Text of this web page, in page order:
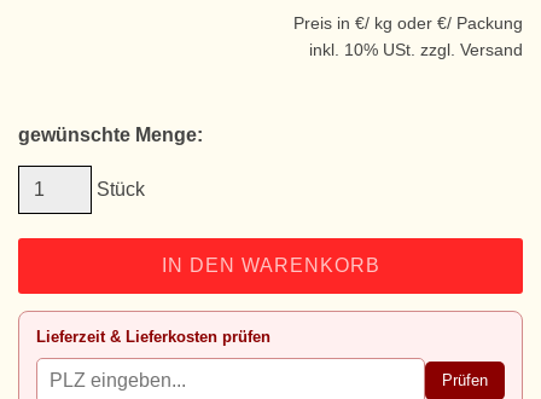
Preis in €/ kg oder €/ Packung
inkl. 10% USt. zzgl. Versand
gewünschte Menge:
Stück
IN DEN WARENKORB
Lieferzeit & Lieferkosten prüfen
Prüfen